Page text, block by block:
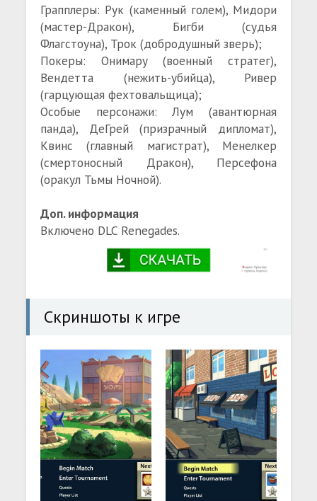
Грапплеры: Рук (каменный голем), Мидори
(мастер-Дракон), Бигби (судья
Флагстоуна), Трок (добродушный зверь);
Покеры: Онимару (военный стратег),
Вендетта (нежить-убийца), Ривер
(гарцующая фехтовальщица);
Особые персонажи: Лум (авантюрная
панда), ДеГрей (призрачный дипломат),
Квинс (главный магистрат), Менелкер
(смертоносный Дракон), Персефона
(оракул Тьмы Ночной).
Доп. информация
Включено DLC Renegades.
Скриншоты к игре